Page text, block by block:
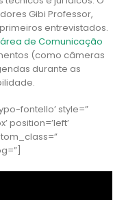
Gibi Professor,
entrevistados.
de Comunicação
(como câmeras
durante as
fontello’ style=”
position=’left’